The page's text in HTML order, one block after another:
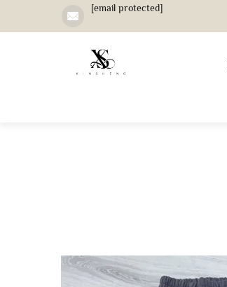
[email protected]